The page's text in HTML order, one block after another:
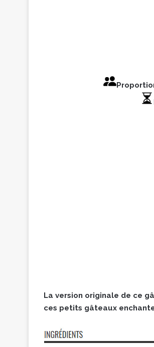
La version originale de ce
ces petits gâteaux